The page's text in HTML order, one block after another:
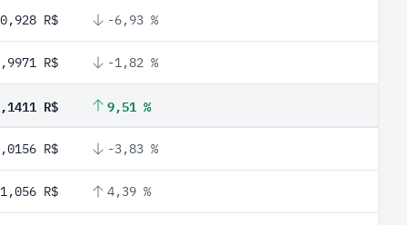
0,928 R$ -6,93 %
R$ -1,82 %
R$ 9,51 %
R$ -3,83 %
1,056 R$ 4,39 %